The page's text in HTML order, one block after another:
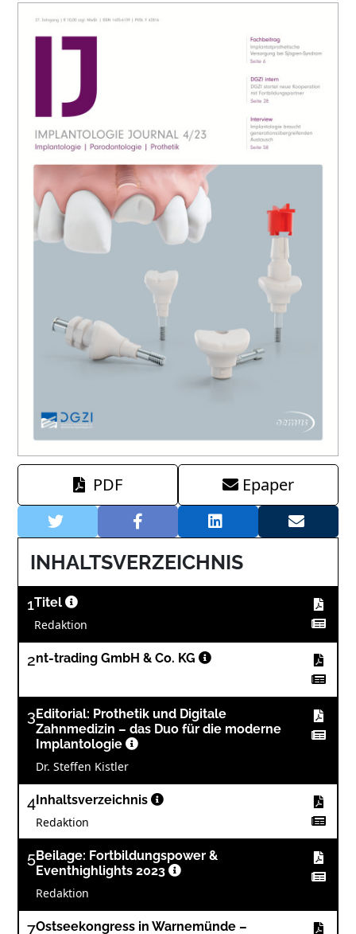
PDF Epaper
INHALTSVERZEICHNIS
1Titel
Redaktion
2nt-trading GmbH & Co. KG
3 Editorial: Prothetik und Digitale
Zahnmedizin – das Duo für die moderne
Implantologie
Dr. Steffen Kistler
4 Inhaltsverzeichnis
Redaktion
5Beilage: Fortbildungspower &
Eventhighlights 2023
Redaktion
7Ostseekongress in Warnemünde –